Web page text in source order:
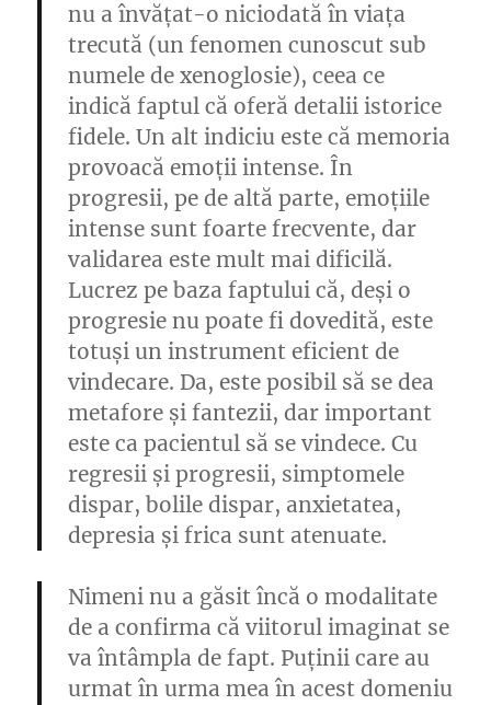
nu a învățat-o niciodată în viața
trecută (un fenomen cunoscut sub
numele de xenoglosie), ceea ce
indică faptul că oferă detalii istorice
fidele. Un alt indiciu este că memoria
provoacă emoții intense. În
progresii, pe de altă parte, emoțiile
intense sunt foarte frecvente, dar
validarea este mult mai dificilă.
Lucrez pe baza faptului că, deși o
progresie nu poate fi dovedită, este
totuși un instrument eficient de
vindecare. Da, este posibil să se dea
metafore și fantezii, dar important
este ca pacientul să se vindece. Cu
regresii și progresii, simptomele
dispar, bolile dispar, anxietatea,
depresia și frica sunt atenuate.
Nimeni nu a găsit încă o modalitate
de a confirma că viitorul imaginat se
va întâmpla de fapt. Puținii care au
urmat în urma mea în acest domeniu